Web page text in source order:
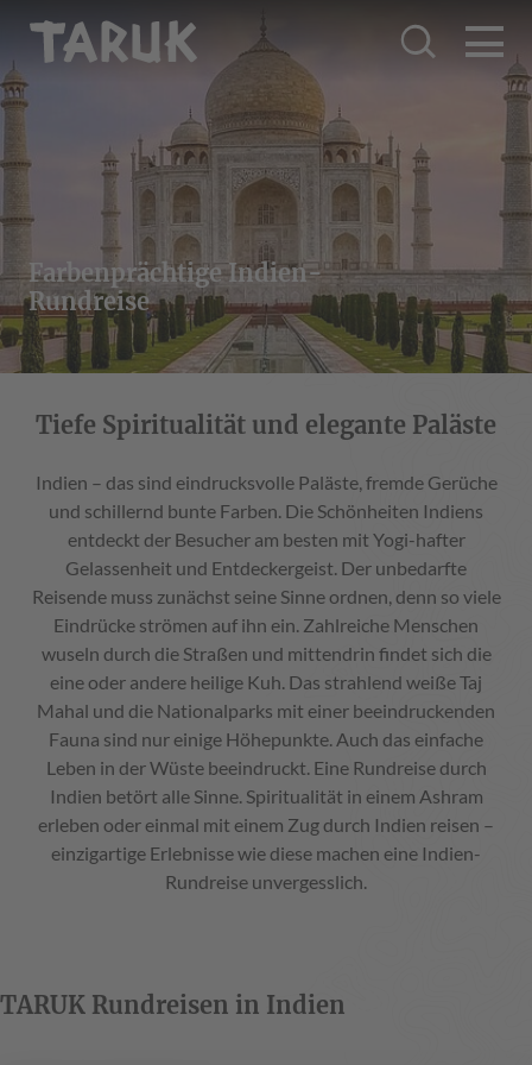
Farbenprächtige Indien-
Rundreise
Tiefe Spiritualität und elegante Paläste
Indien – das sind eindrucksvolle Paläste, fremde Gerüche
und schillernd bunte Farben. Die Schönheiten Indiens
entdeckt der Besucher am besten mit Yogi-hafter
Gelassenheit und Entdeckergeist. Der unbedarfte
Reisende muss zunächst seine Sinne ordnen, denn so viele
Eindrücke strömen auf ihn ein. Zahlreiche Menschen
wuseln durch die Straßen und mittendrin findet sich die
eine oder andere heilige Kuh. Das strahlend weiße Taj
Mahal und die Nationalparks mit einer beeindruckenden
Fauna sind nur einige Höhepunkte. Auch das einfache
Leben in der Wüste beeindruckt. Eine Rundreise durch
Indien betört alle Sinne. Spiritualität in einem Ashram
erleben oder einmal mit einem Zug durch Indien reisen –
einzigartige Erlebnisse wie diese machen eine Indien-
Rundreise unvergesslich.
TARUK Rundreisen in Indien